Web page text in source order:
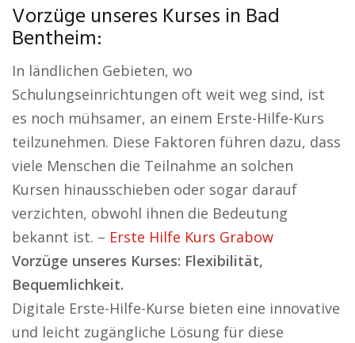
Vorzüge unseres Kurses in Bad
Bentheim:
In ländlichen Gebieten, wo
Schulungseinrichtungen oft weit weg sind, ist
es noch mühsamer, an einem Erste-Hilfe-Kurs
teilzunehmen. Diese Faktoren führen dazu, dass
viele Menschen die Teilnahme an solchen
Kursen hinausschieben oder sogar darauf
verzichten, obwohl ihnen die Bedeutung
bekannt ist. – Erste Hilfe Kurs Grabow
Vorzüge unseres Kurses: Flexibilität,
Bequemlichkeit.
Digitale Erste-Hilfe-Kurse bieten eine innovative
und leicht zugängliche Lösung für diese